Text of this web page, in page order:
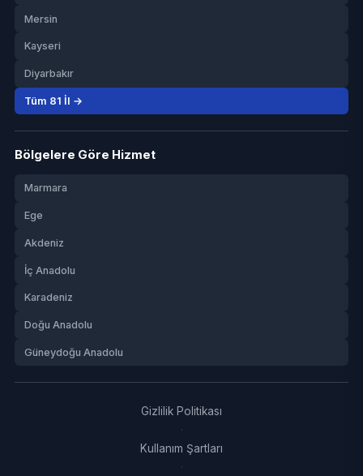
Mersin
Kayseri
Diyarbakır
Tüm 81 İl →
Bölgelere Göre Hizmet
Marmara
Ege
Akdeniz
İç Anadolu
Karadeniz
Doğu Anadolu
Güneydoğu Anadolu
Gizlilik Politikası
·
Kullanım Şartları
·